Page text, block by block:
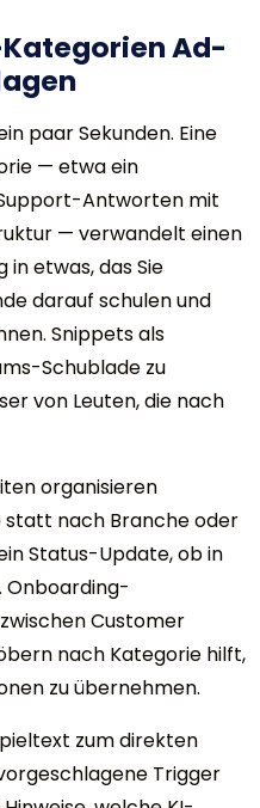
Ad-
paar Sekunden. Eine
— etwa ein
Antworten mit
— verwandelt einen
etwas, das Sie
darauf schulen und
Snippets als
Schublade zu
von Leuten, die nach
organisieren
statt nach Branche oder
Status-Update, ob in
Onboarding-
Customer
nach Kategorie hilft,
zu übernehmen.
zum direkten
Trigger